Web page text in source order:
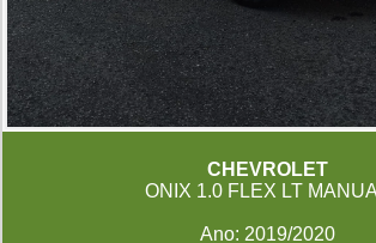
CHEVROLET
ONIX 1.0 FLEX LT
Ano: 2019/2020